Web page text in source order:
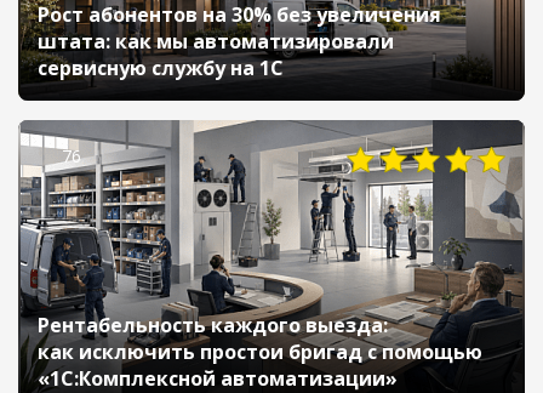
Рост абонентов на 30% без увеличения
штата: как мы автоматизировали
сервисную службу на 1С
76
Рентабельность каждого выезда:
как исключить простои бригад с помощью
«1С:Комплексной автоматизации»